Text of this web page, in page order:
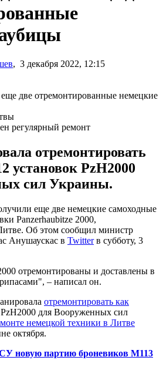
, 3 декабря 2022, 12:15
регулярный ремонт
отремонтировать
установок PzH2000
сил Украины.
еще две немецкие самоходные
Panzerhaubitze 2000,
Об этом сообщил министр
Анушаускас в Twitterв субботу, 3
отремонтированы и доставлены в
– написал он.
отремонтировать как
PzH2000 для Вооруженных сил
немецкой техники в Литве
октября.
новую партию броневиков М113